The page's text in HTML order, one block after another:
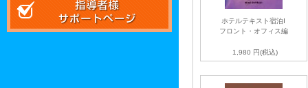
ホテルテキスト宿泊Ⅰ
フロント・オフィス編
1,980 円(税込)